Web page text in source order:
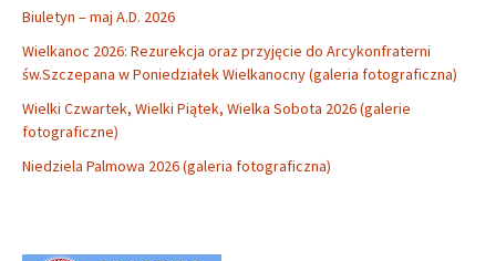
Biuletyn – maj A.D. 2026
Wielkanoc 2026: Rezurekcja oraz przyjęcie do Arcykonfraterni
św.Szczepana w Poniedziałek Wielkanocny (galeria fotograficzna)
Wielki Czwartek, Wielki Piątek, Wielka Sobota 2026 (galerie
fotograficzne)
Niedziela Palmowa 2026 (galeria fotograficzna)